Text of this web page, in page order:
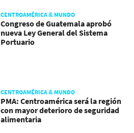
CENTROAMÉRICA & MUNDO
Congreso de Guatemala aprobó
nueva Ley General del Sistema
Portuario
CENTROAMÉRICA & MUNDO
PMA: Centroamérica será la región
con mayor deterioro de seguridad
alimentaria